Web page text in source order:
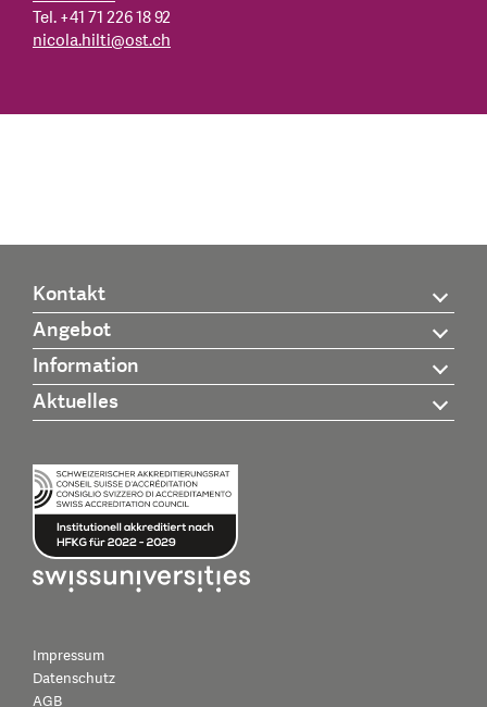
Tel. +41 71 226 18 92
nicola.hilti@ost.ch
Kontakt
Angebot
Information
Aktuelles
Impressum
Datenschutz
AGB